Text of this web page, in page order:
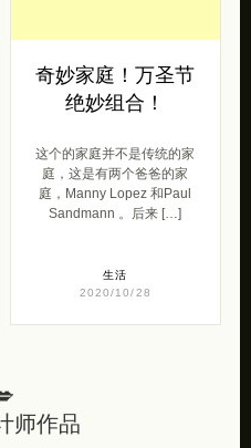
奇妙家庭！万圣节
绝妙组合！
这个的家庭并不是传统的家
庭，这是有两个爸爸的家
庭，Manny Lopez 和Paul
Sandmann 。后来 […]
生活
2020/10/28
师作品